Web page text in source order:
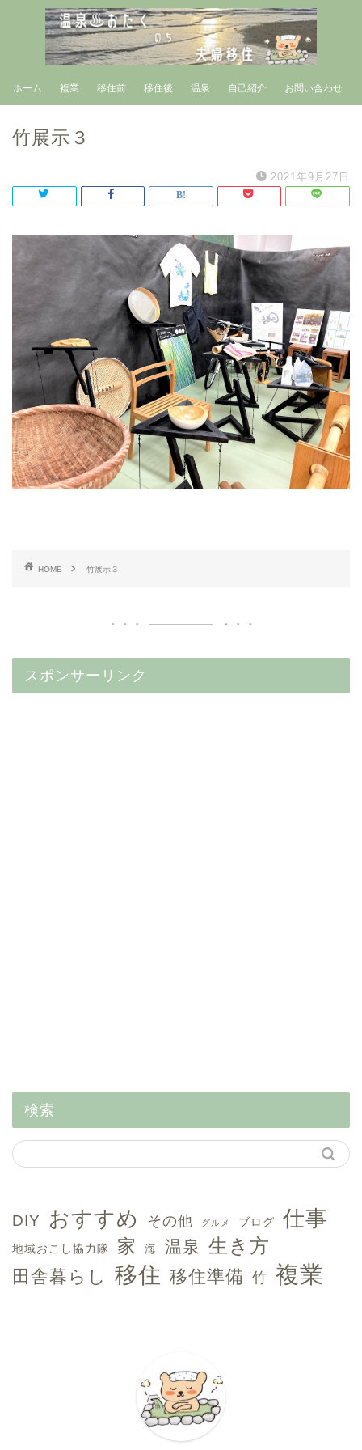
ホーム 複業 移住前 移住後 温泉 自己紹介 お問い合わせ
竹展示３
2021年9月27日
HOME 竹展示３
スポンサーリンク
検索
DIY おすすめ その他 グルメ ブログ 仕事
地域おこし協力隊 家 海 温泉 生き方
田舎暮らし 移住 移住準備 竹 複業